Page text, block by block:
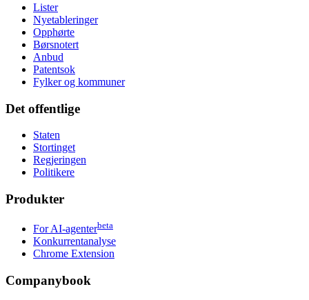
Lister
Nyetableringer
Opphørte
Børsnotert
Anbud
Patentsok
Fylker og kommuner
Det offentlige
Staten
Stortinget
Regjeringen
Politikere
Produkter
For AI-agenterbeta
Konkurrentanalyse
Chrome Extension
Companybook